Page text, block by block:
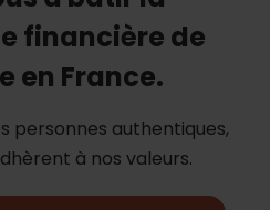
financière de
en France.
personnes authentiques,
à nos valeurs.